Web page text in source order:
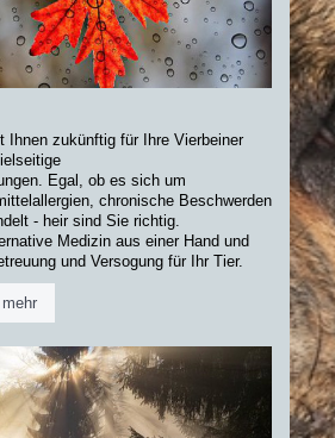
Ihnen zukünftig für Ihre Vierbeiner
Egal, ob es sich um
chronische Beschwerden
- heir sind Sie richtig.
Medizin aus einer Hand und
und Versogung für Ihr Tier.